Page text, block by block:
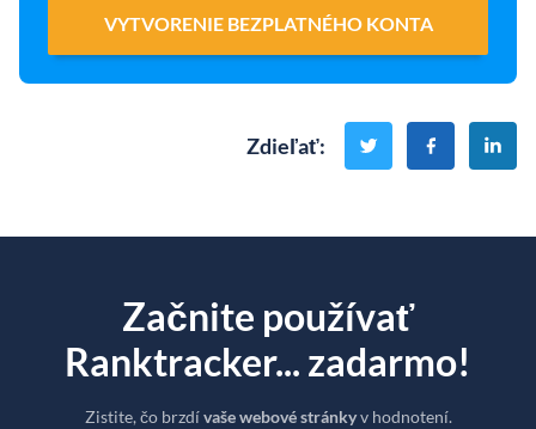
VYTVORENIE BEZPLATNÉHO KONTA
Zdieľať:
Začnite používať
Ranktracker... zadarmo!
Zistite, čo brzdívaše webové stránkyv hodnotení.